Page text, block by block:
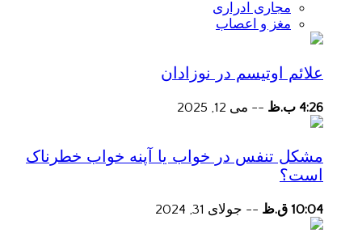
مجاری ادراری
مغز و اعصاب
علائم اوتیسم در نوزادان
4:26 ب.ظ -- می 12, 2025
مشکل تنفس در خواب یا آپنه خواب خطرناک
است؟
10:04 ق.ظ -- جولای 31, 2024